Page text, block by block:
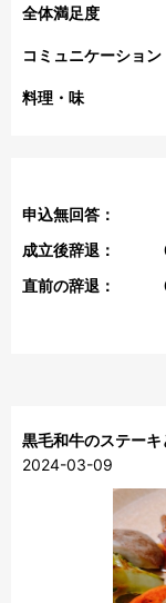
全体満足度
コミュニケーション
料理・味
申込無回答：
成立後辞退：
直前の辞退：
黒毛和牛のステー
2024-03-09